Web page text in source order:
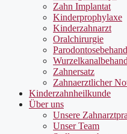
Zahn Implantat
Kinderprophylaxe
Kinderzahnarzt
Oralchirurgie
Zahnersatz
Zahnaerztlicher
Kinderzahnheilkunde
Über uns
Unsere
Unser Team